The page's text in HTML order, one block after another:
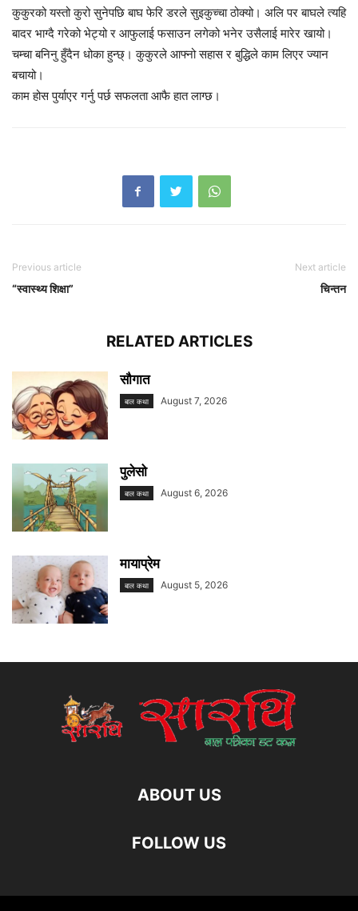
कुकुरको यस्तो कुरो सुनेपछि बाघ फेरि डरले सुइकुच्चा ठोक्यो। अलि पर बाघले त्यहि
बादर भाग्दै गरेको भेट्यो र आफुलाई फसाउन लगेको भनेर उसैलाई मारेर खायो।
चम्चा बनिनु हुँदैन धोका हुन्छ्। कुकुरले आफ्नो सहास र बुद्धिले काम लिएर ज्यान
बचायो।
काम होस पुर्याएर गर्नु पर्छ सफलता आफै हात लाग्छ।
Previous article
“स्वास्थ्य शिक्षा”
Next article
चिन्तन
RELATED ARTICLES
सौगात
बाल कथा August 7, 2026
पुलेसो
बाल कथा August 6, 2026
मायाप्रेम
बाल कथा August 5, 2026
ABOUT US
FOLLOW US